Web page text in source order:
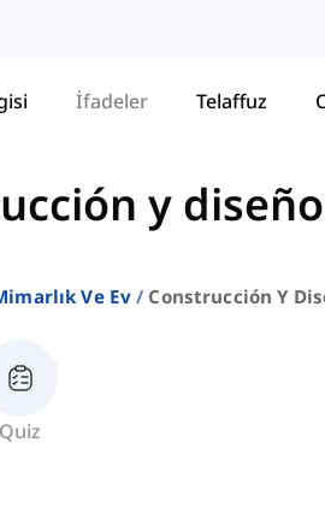
İfadeler Telaffuz
y diseño
Ve Ev Construcción Y
Quiz